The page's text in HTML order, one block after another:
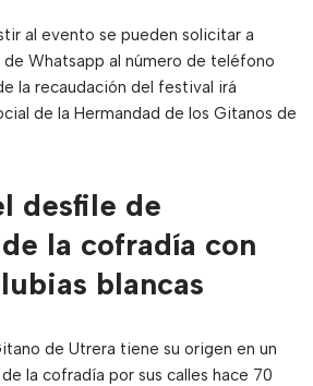
al evento se pueden solicitar a
de Whatsapp al número de teléfono
la recaudación del festival irá
de la Hermandad de los Gitanos de
desfile de
la cofradía con
blancas
de Utrera tiene su origen en un
la cofradía por sus calles hace 70